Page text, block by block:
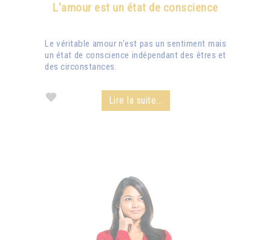
L'amour est un état de conscience
Le véritable amour n'est pas un sentiment mais
un état de conscience indépendant des êtres et
des circonstances.
Lire la suite...